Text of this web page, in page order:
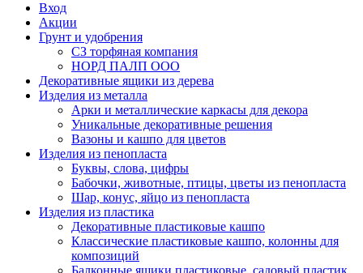
Вход
Акции
Грунт и удобрения
СЗ торфяная компания
НОРД ПАЛП ООО
Декоративные ящики из дерева
Изделия из металла
Арки и металлические каркасы для декора
Уникальные декоративные решения
Вазоны и кашпо для цветов
Изделия из пенопласта
Буквы, слова, цифры
Бабочки, животные, птицы, цветы из пенопласта
Шар, конус, яйцо из пенопласта
Изделия из пластика
Декоративные пластиковые кашпо
Классические пластиковые кашпо, колонны для
композиций
Балконные ящики пластиковые, садовый пластик